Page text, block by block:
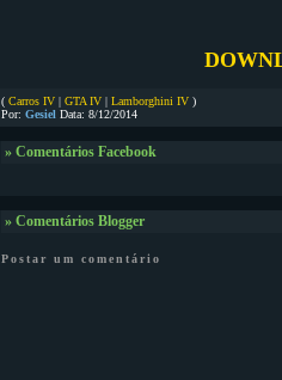
( Carros IV | GTA IV | Lamborghini IV )
Por: Gesiel Data: 8/12/2014
» Comentários Facebook
» Comentários Blogger
Postar um comentário